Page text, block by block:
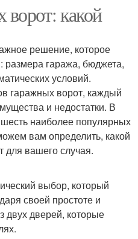
ворот: какой
решение, которое
размера гаража, бюджета,
условий.
гаражных ворот, каждый
и недостатки. В
наиболее популярных
вам определить, какой
для вашего случая.
выбор, который
своей простоте и
двух дверей, которые